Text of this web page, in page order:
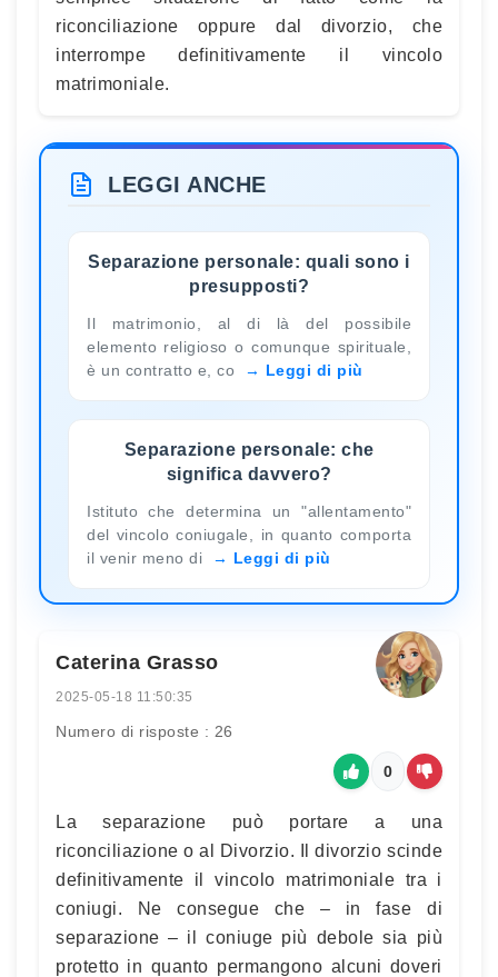
riconciliazione oppure dal divorzio, che
interrompe definitivamente il vincolo
matrimoniale.
LEGGI ANCHE
Separazione personale: quali sono i
presupposti?
Il matrimonio, al di là del possibile
elemento religioso o comunque spirituale,
è un contratto e, co
Leggi di più
Separazione personale: che
significa davvero?
Istituto che determina un "allentamento"
del vincolo coniugale, in quanto comporta
il venir meno di
Leggi di più
Caterina Grasso
2025-05-18 11:50:35
Numero di risposte : 26
0
La separazione può portare a una
riconciliazione o al Divorzio. Il divorzio scinde
definitivamente il vincolo matrimoniale tra i
coniugi. Ne consegue che – in fase di
separazione – il coniuge più debole sia più
protetto in quanto permangono alcuni doveri